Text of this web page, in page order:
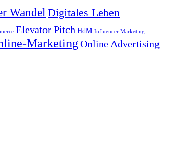
Wandel Digitales Leben
Elevator Pitch HdM Influencer Marketing
Marketing Online Advertising